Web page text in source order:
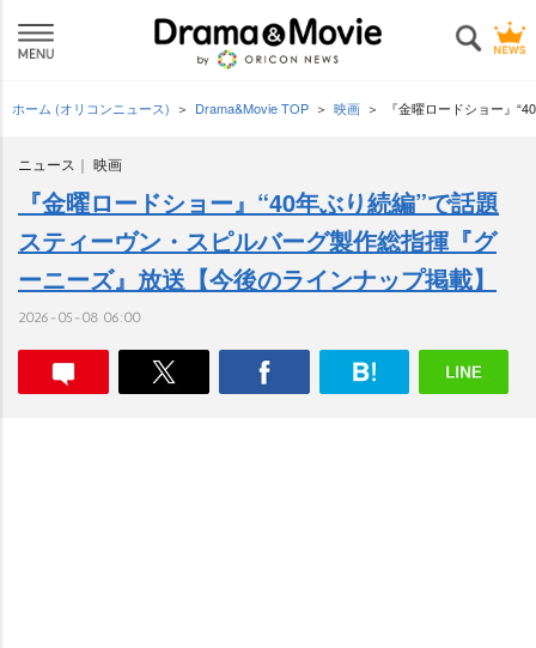
ホーム (オリコンニュース) Drama&Movie TOP 映画 『金曜ロードショー』
ニュース 映画
『金曜ロードショー』“40年ぶり続編”で話題
スティーヴン・スピルバーグ製作総指揮『グ
ーニーズ』放送【今後のラインナップ掲載】
2026-05-08 06:00